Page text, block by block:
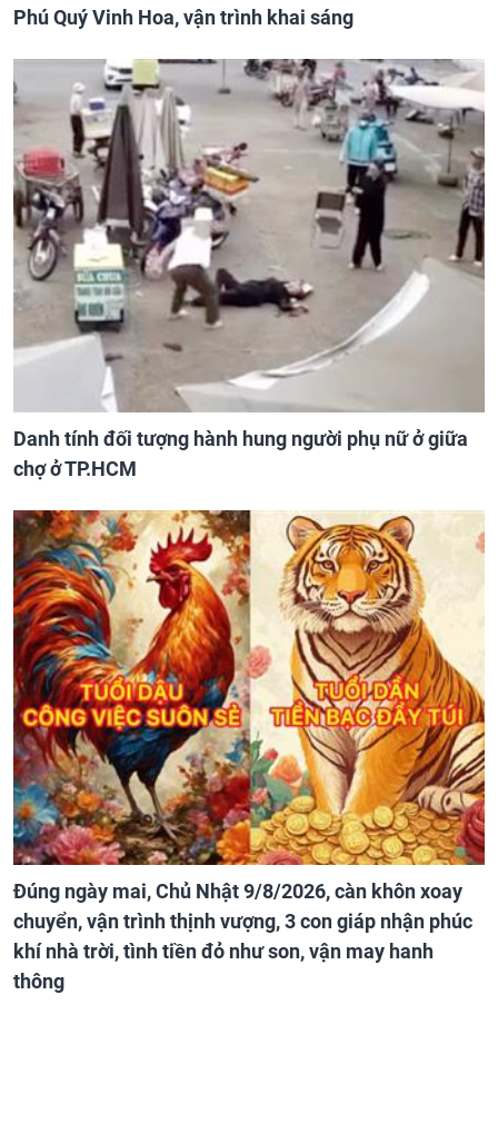
Phú Quý Vinh Hoa, vận trình khai sáng
Danh tính đối tượng hành hung người phụ nữ ở giữa
chợ ở TP.HCM
Đúng ngày mai, Chủ Nhật 9/8/2026, càn khôn xoay
chuyển, vận trình thịnh vượng, 3 con giáp nhận phúc
khí nhà trời, tình tiền đỏ như son, vận may hanh
thông